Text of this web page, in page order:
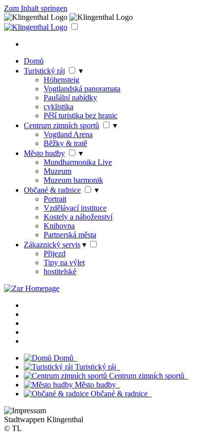
Zum Inhalt springen
Domů
Turistický ráj
▾
Höhensteig
Vogtlandská panoramata
Paušální nabídky
cyklistika
Pěší turistika bez hranic
Centrum zimních sportů
▾
Vogtland Arena
Běžky & tratě
Město hudby
▾
Mundharmonika Live
Muzeum
Muzeum harmonik
Občané & radnice
▾
Portrait
Vzdělávací instituce
Kostely a náboženství
Knihovna
Partnerská města
Zákaznický servis ▾
Přijezd
Tipy na výlet
hostitelské
Domů
Turistický ráj
Centrum zimních sportů
Město hudby
Občané & radnice
Stadtwappen Klingenthal
© TL